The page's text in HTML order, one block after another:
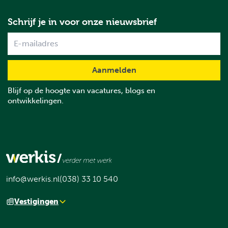
Schrijf je in voor onze nieuwsbrief
Blijf op de hoogte van vacatures, blogs en
ontwikkelingen.
info@werkis.nl(038) 33 10 540
Vestigingen